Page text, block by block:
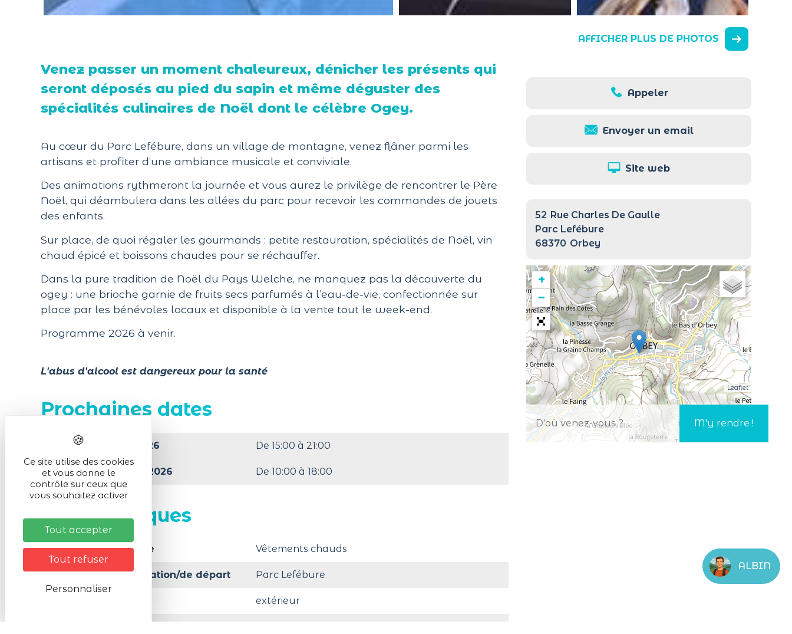
AFFICHER PLUS DE PHOTOS
Appeler
Envoyer un email
Site web
52 Rue Charles De Gaulle
Parc Lefébure
68370 Orbey
+
−
Leaflet
Venez passer un moment chaleureux, dénicher les présents qui
seront déposés au pied du sapin et même déguster des
spécialités culinaires de Noël dont le célèbre Ogey.
Au cœur du Parc Lefébure, dans un village de montagne, venez flâner parmi les
artisans et profiter d’une ambiance musicale et conviviale.
Des animations rythmeront la journée et vous aurez le privilège de rencontrer le Père
Noël, qui déambulera dans les allées du parc pour recevoir les commandes de jouets
des enfants.
Sur place, de quoi régaler les gourmands : petite restauration, spécialités de Noël, vin
chaud épicé et boissons chaudes pour se réchauffer.
Dans la pure tradition de Noël du Pays Welche, ne manquez pas la découverte du
ogey : une brioche garnie de fruits secs parfumés à l’eau-de-vie, confectionnée sur
place par les bénévoles locaux et disponible à la vente tout le week-end.
Programme 2026 à venir.
L'abus d'alcool est dangereux pour la santé
Prochaines dates
Le Samedi 12/12/2026 De 15:00 à 21:00
Le Dimanche 13/12/2026 De 10:00 à 18:00
Infos pratiques
Matériel nécessaire Vêtements chauds
Lieu de la manifestation/de départ Parc Lefébure
extérieur
ALBIN
Ce site utilise des cookies
et vous donne le
contrôle sur ceux que
vous souhaitez activer
Tout accepter
Tout refuser
Personnaliser